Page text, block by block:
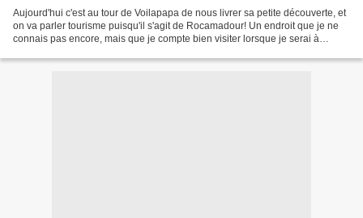
Aujourd'hui c'est au tour de Voilapapa de nous livrer sa petite découverte, et
on va parler tourisme puisqu'il s'agit de Rocamadour! Un endroit que je ne
connais pas encore, mais que je compte bien visiter lorsque je serai à